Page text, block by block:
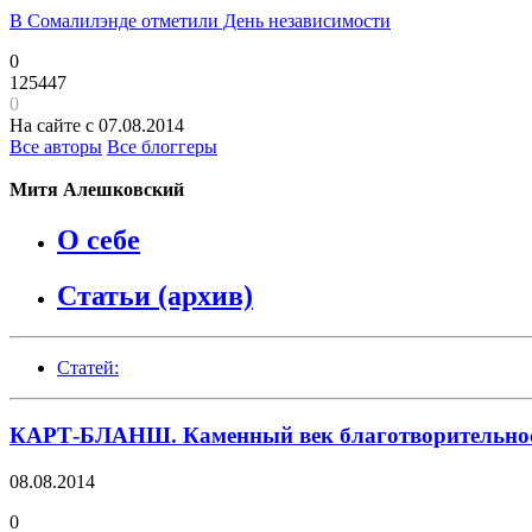
В Сомалилэнде отметили День независимости
0
125447
0
На сайте с 07.08.2014
Все авторы Все блоггеры
Митя Алешковский
О себе
Статьи (архив)
Статей:
КАРТ-БЛАНШ. Каменный век
08.08.2014
0